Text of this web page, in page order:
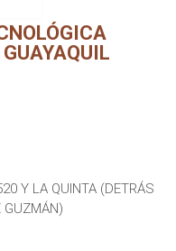
Y LA QUINTA (DETRÁS
GUZMÁN)